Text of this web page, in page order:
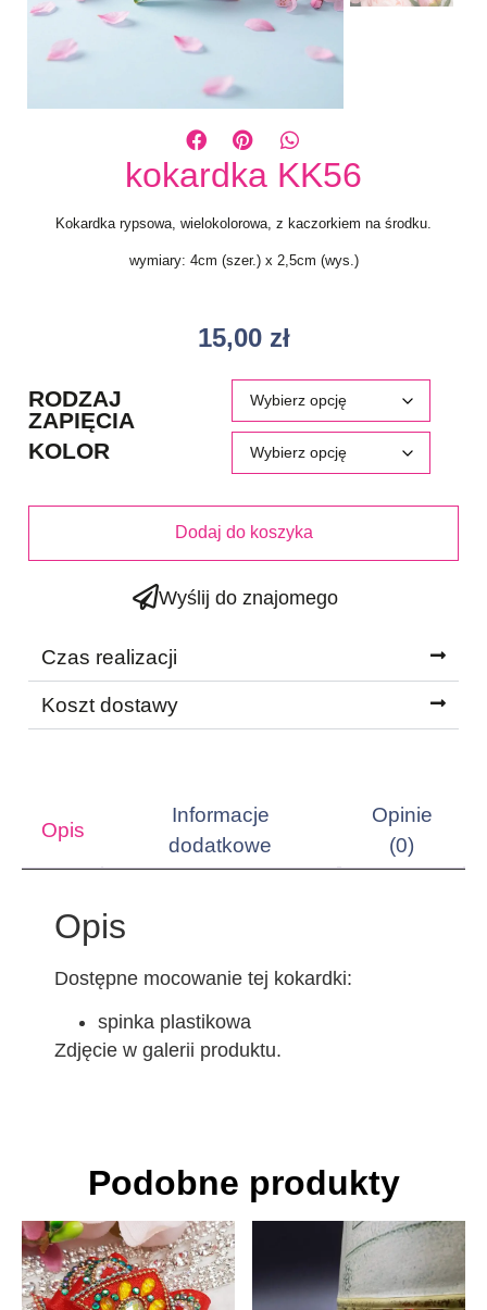
kokardka KK56
Kokardka rypsowa, wielokolorowa, z kaczorkiem na środku.
wymiary: 4cm (szer.) x 2,5cm (wys.)
15,00 zł
RODZAJ
ZAPIĘCIA
KOLOR
Dodaj do koszyka
Wyślij do znajomego
Czas realizacji
Koszt dostawy
Opis
Informacje
dodatkowe
Opinie
(0)
Opis
Dostępne mocowanie tej kokardki:
spinka plastikowa
Zdjęcie w galerii produktu.
Podobne produkty